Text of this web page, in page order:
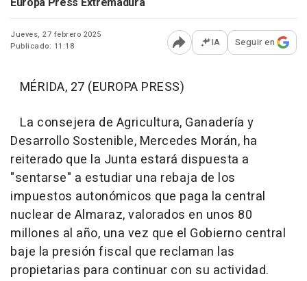
Jueves, 27 febrero 2025
Publicado: 11:18
Abrir opciones para
IA Seguir en
MÉRIDA, 27 (EUROPA PRESS)
La consejera de Agricultura, Ganadería y
Desarrollo Sostenible, Mercedes Morán, ha
reiterado que la Junta estará dispuesta a
"sentarse" a estudiar una rebaja de los
impuestos autonómicos que paga la central
nuclear de Almaraz, valorados en unos 80
millones al año, una vez que el Gobierno central
baje la presión fiscal que reclaman las
propietarias para continuar con su actividad.